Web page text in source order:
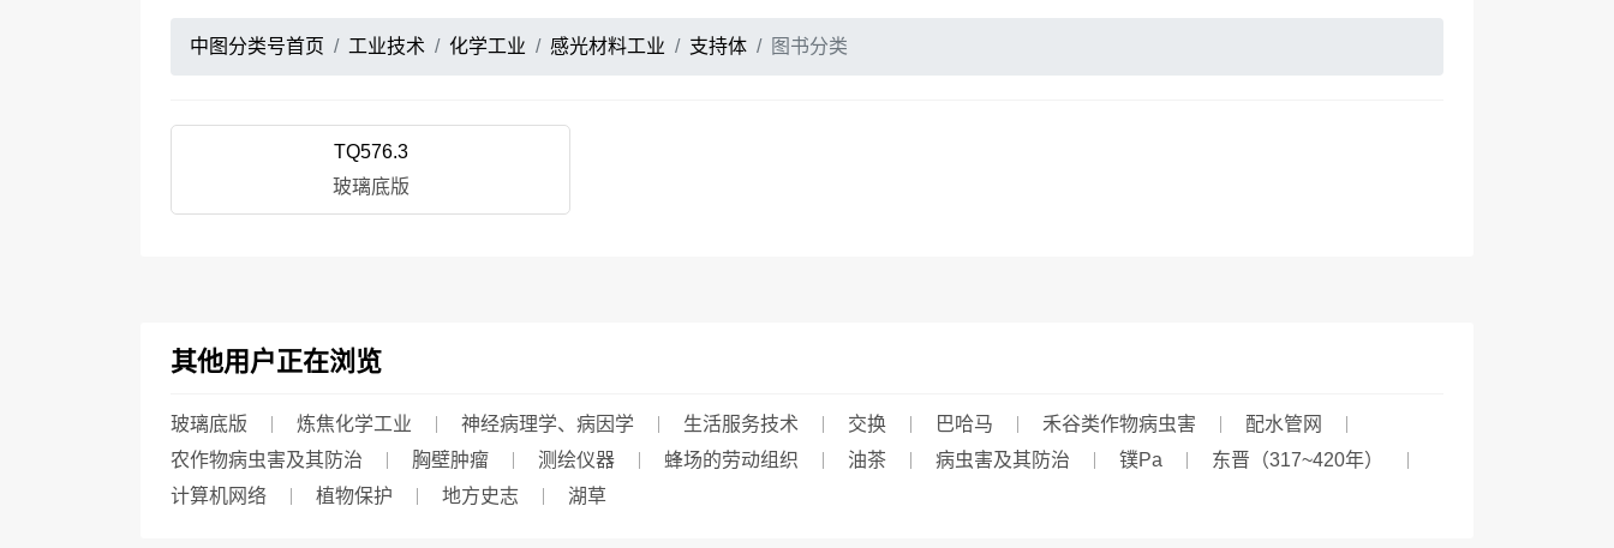
中图分类号首页 工业技术 化学工业 感光材料工业 支持体 图书分类
TQ576.3
玻璃底版
其他用户正在浏览
玻璃底版 炼焦化学工业 神经病理学、病因学 生活服务技术 交换 巴哈马 禾谷类作物病虫害
配水管网
农作物病虫害及其防治
胸壁肿瘤 测绘仪器 蜂场的劳动组织 油茶 病虫害及其防治 镤Pa
东晋（317~420年）
计算机网络
植物保护 地方史志 湖草